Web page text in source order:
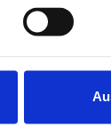
der Welt zu